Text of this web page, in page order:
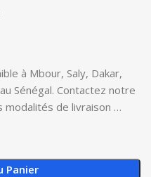
à Mbour, Saly, Dakar,
Sénégal. Contactez notre
modalités de livraison …
Panier